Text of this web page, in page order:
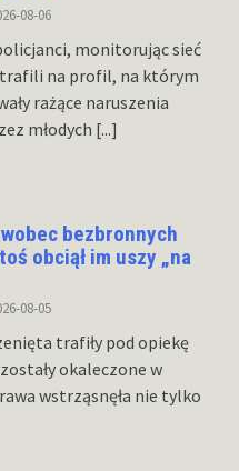
08-06
monitorując sieć
na profil, na którym
rażące naruszenia
młodych [...]
bezbronnych
obciął im uszy „na
08-05
trafiły pod opiekę
okaleczone w
wstrząsnęła nie tylko